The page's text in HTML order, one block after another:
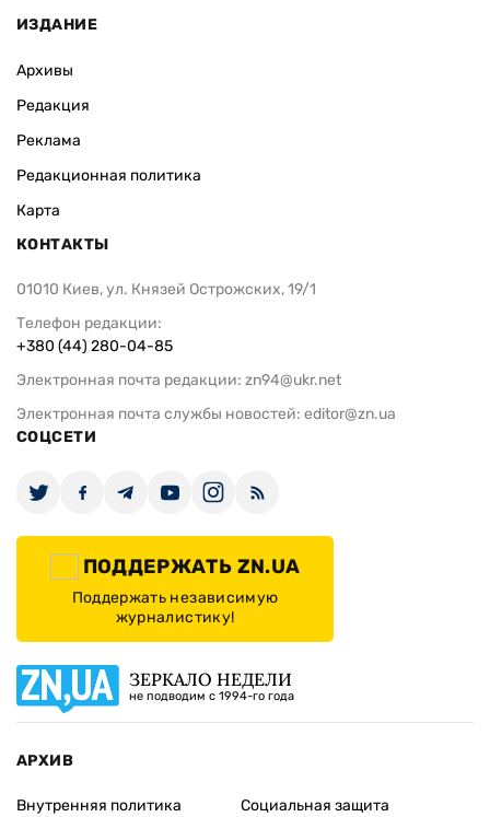
ИЗДАНИЕ
Архивы
Редакция
Реклама
Редакционная политика
Карта
КОНТАКТЫ
01010 Киев, ул. Князей Острожских, 19/1
Телефон редакции:
+380 (44) 280-04-85
Электронная почта редакции: zn94@ukr.net
Электронная почта службы новостей: editor@zn.ua
СОЦСЕТИ
ПОДДЕРЖАТЬ ZN.UA
Поддержать независимую
журналистику!
ЗЕРКАЛО НЕДЕЛИ
не подводим с 1994-го года
АРХИВ
Внутренняя политика
Социальная защита